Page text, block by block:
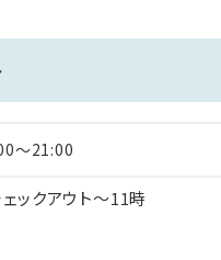
～21:00
ックアウト～11時